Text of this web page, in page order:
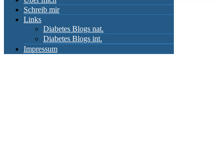
Schreib mir
Links
Diabetes Blogs nat.
Diabetes Blogs int.
Impressum